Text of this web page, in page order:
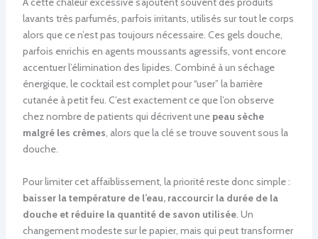
lavants très parfumés, parfois irritants, utilisés sur tout le corps
alors que ce n’est pas toujours nécessaire. Ces gels douche,
parfois enrichis en agents moussants agressifs, vont encore
accentuer l’élimination des lipides. Combiné à un séchage
énergique, le cocktail est complet pour “user” la barrière
cutanée à petit feu. C’est exactement ce que l’on observe
chez nombre de patients qui décrivent une peau sèche
malgré les crèmes, alors que la clé se trouve souvent sous la
douche.
Pour limiter cet affaiblissement, la priorité reste donc simple :
baisser la température de l’eau, raccourcir la durée de la
douche et réduire la quantité de savon utilisée. Un
changement modeste sur le papier, mais qui peut transformer